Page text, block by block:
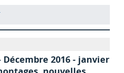
Décembre 2016 - janvier